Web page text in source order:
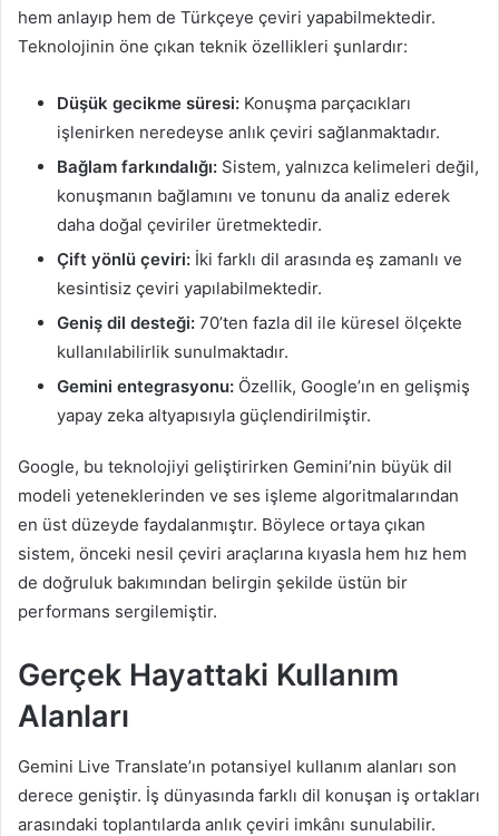
hem anlayıp hem de Türkçeye çeviri yapabilmektedir.
Teknolojinin öne çıkan teknik özellikleri şunlardır:
Düşük gecikme süresi: Konuşma parçacıkları
işlenirken neredeyse anlık çeviri sağlanmaktadır.
Bağlam farkındalığı: Sistem, yalnızca kelimeleri değil,
konuşmanın bağlamını ve tonunu da analiz ederek
daha doğal çeviriler üretmektedir.
Çift yönlü çeviri: İki farklı dil arasında eş zamanlı ve
kesintisiz çeviri yapılabilmektedir.
Geniş dil desteği: 70’ten fazla dil ile küresel ölçekte
kullanılabilirlik sunulmaktadır.
Gemini entegrasyonu: Özellik, Google’ın en gelişmiş
yapay zeka altyapısıyla güçlendirilmiştir.
Google, bu teknolojiyi geliştirirken Gemini’nin büyük dil
modeli yeteneklerinden ve ses işleme algoritmalarından
en üst düzeyde faydalanmıştır. Böylece ortaya çıkan
sistem, önceki nesil çeviri araçlarına kıyasla hem hız hem
de doğruluk bakımından belirgin şekilde üstün bir
performans sergilemiştir.
Gerçek Hayattaki Kullanım
Alanları
Gemini Live Translate’ın potansiyel kullanım alanları son
derece geniştir. İş dünyasında farklı dil konuşan iş ortakları
arasındaki toplantılarda anlık çeviri imkânı sunulabilir.